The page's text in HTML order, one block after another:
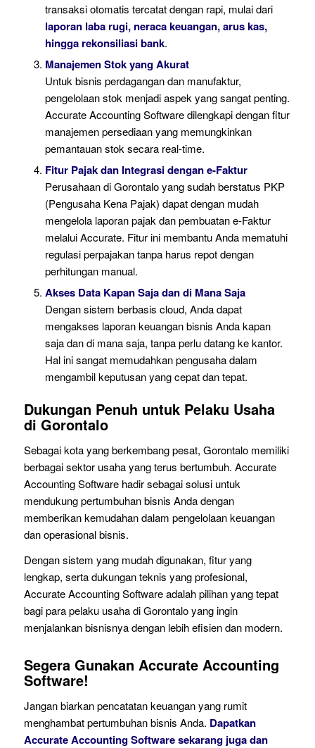
transaksi otomatis tercatat dengan rapi, mulai dari
laporan laba rugi, neraca keuangan, arus kas,
hingga rekonsiliasi bank.
Manajemen Stok yang Akurat
Untuk bisnis perdagangan dan manufaktur,
pengelolaan stok menjadi aspek yang sangat penting.
Accurate Accounting Software dilengkapi dengan fitur
manajemen persediaan yang memungkinkan
pemantauan stok secara real-time.
Fitur Pajak dan Integrasi dengan e-Faktur
Perusahaan di Gorontalo yang sudah berstatus PKP
(Pengusaha Kena Pajak) dapat dengan mudah
mengelola laporan pajak dan pembuatan e-Faktur
melalui Accurate. Fitur ini membantu Anda mematuhi
regulasi perpajakan tanpa harus repot dengan
perhitungan manual.
Akses Data Kapan Saja dan di Mana Saja
Dengan sistem berbasis cloud, Anda dapat
mengakses laporan keuangan bisnis Anda kapan
saja dan di mana saja, tanpa perlu datang ke kantor.
Hal ini sangat memudahkan pengusaha dalam
mengambil keputusan yang cepat dan tepat.
Dukungan Penuh untuk Pelaku Usaha
di Gorontalo
Sebagai kota yang berkembang pesat, Gorontalo memiliki
berbagai sektor usaha yang terus bertumbuh. Accurate
Accounting Software hadir sebagai solusi untuk
mendukung pertumbuhan bisnis Anda dengan
memberikan kemudahan dalam pengelolaan keuangan
dan operasional bisnis.
Dengan sistem yang mudah digunakan, fitur yang
lengkap, serta dukungan teknis yang profesional,
Accurate Accounting Software adalah pilihan yang tepat
bagi para pelaku usaha di Gorontalo yang ingin
menjalankan bisnisnya dengan lebih efisien dan modern.
Segera Gunakan Accurate Accounting
Software!
Jangan biarkan pencatatan keuangan yang rumit
menghambat pertumbuhan bisnis Anda. Dapatkan
Accurate Accounting Software sekarang juga dan